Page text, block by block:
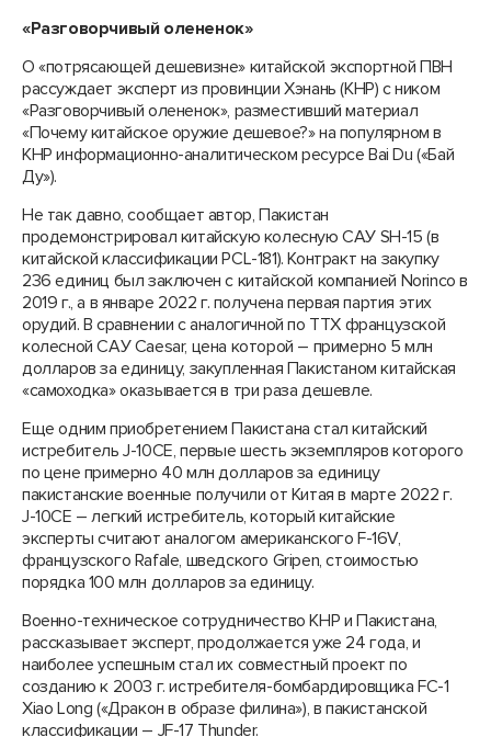
«Разговорчивый олененок»
О «потрясающей дешевизне» китайской экспортной ПВН
рассуждает эксперт из провинции Хэнань (КНР) с ником
«Разговорчивый олененок», разместивший материал
«Почему китайское оружие дешевое?» на популярном в
КНР информационно-аналитическом ресурсе Bai Du («Бай
Ду»).
Не так давно, сообщает автор, Пакистан
продемонстрировал китайскую колесную САУ SH-15 (в
китайской классификации PCL-181). Контракт на закупку
236 единиц был заключен с китайской компанией Norinco в
2019 г., а в январе 2022 г. получена первая партия этих
орудий. В сравнении с аналогичной по ТТХ французской
колесной САУ Caesar, цена которой – примерно 5 млн
долларов за единицу, закупленная Пакистаном китайская
«самоходка» оказывается в три раза дешевле.
Еще одним приобретением Пакистана стал китайский
истребитель J-10CE, первые шесть экземпляров которого
по цене примерно 40 млн долларов за единицу
пакистанские военные получили от Китая в марте 2022 г.
J-10CE – легкий истребитель, который китайские
эксперты считают аналогом американского F-16V,
французского Rafale, шведского Gripen, стоимостью
порядка 100 млн долларов за единицу.
Военно-техническое сотрудничество КНР и Пакистана,
рассказывает эксперт, продолжается уже 24 года, и
наиболее успешным стал их совместный проект по
созданию к 2003 г. истребителя-бомбардировщика FC-1
Xiao Long («Дракон в образе филина»), в пакистанской
классификации – JF-17 Thunder.